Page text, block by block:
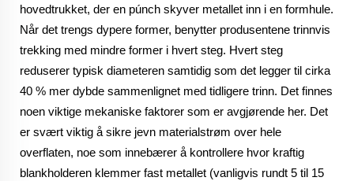
hovedtrukket, der en púnch skyver metallet inn i en formhule.
Når det trengs dypere former, benytter produsentene trinnvis
trekking med mindre former i hvert steg. Hvert steg
reduserer typisk diameteren samtidig som det legger til cirka
40 % mer dybde sammenlignet med tidligere trinn. Det finnes
noen viktige mekaniske faktorer som er avgjørende her. Det
er svært viktig å sikre jevn materialstrøm over hele
overflaten, noe som innebærer å kontrollere hvor kraftig
blankholderen klemmer fast metallet (vanligvis rundt 5 til 15